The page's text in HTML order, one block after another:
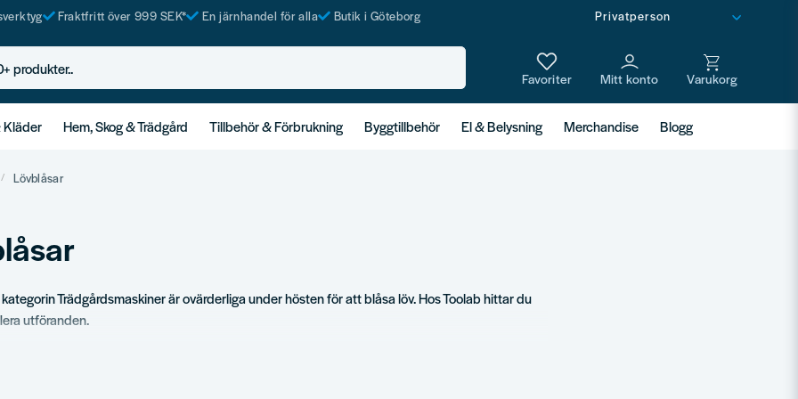
Fraktfritt över 999 SEK* En järnhandel för alla Butik i Göteborg
Kläder Hem, Skog & Trädgård Tillbehör & Förbrukning Byggtillbehör El & Belysning Merchandise Blogg
Lövblåsar
Trädgårdsmaskiner är ovärderliga under hösten för att blåsa löv. Hos Toolab hittar du
utföranden.